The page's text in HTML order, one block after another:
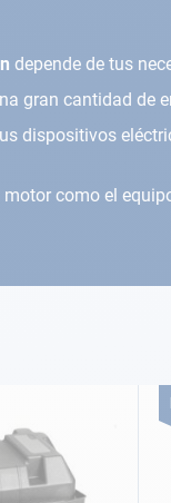
depende de tus
gran cantidad de
dispositivos
como el